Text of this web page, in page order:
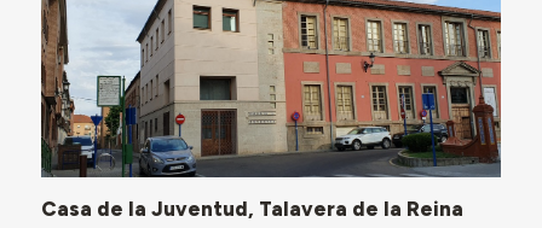
Casa de la Juventud, Talavera de la Reina